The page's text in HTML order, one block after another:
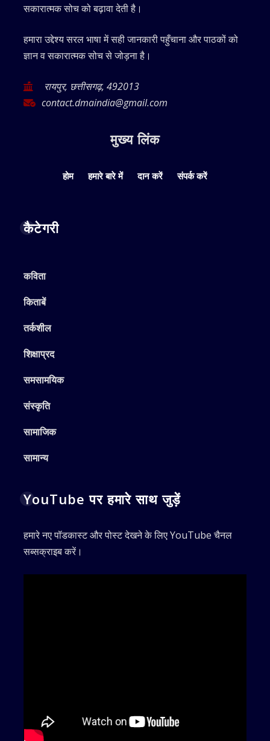
सकारात्मक सोच को बढ़ावा देती है।
हमारा उद्देश्य सरल भाषा में सही जानकारी पहुँचाना और पाठकों को
ज्ञान व सकारात्मक सोच से जोड़ना है।
रायपुर, छत्तीसगढ़, 492013
contact.dmaindia@gmail.com
मुख्य लिंक
होम हमारे बारे में दान करें संपर्क करें
कैटेगरी
कविता
किताबें
तर्कशील
शिक्षाप्रद
समसामयिक
संस्कृति
सामाजिक
सामान्य
YouTube पर हमारे साथ जुड़ें
हमारे नए पॉडकास्ट और पोस्ट देखने के लिए YouTube चैनल
सब्सक्राइब करें।